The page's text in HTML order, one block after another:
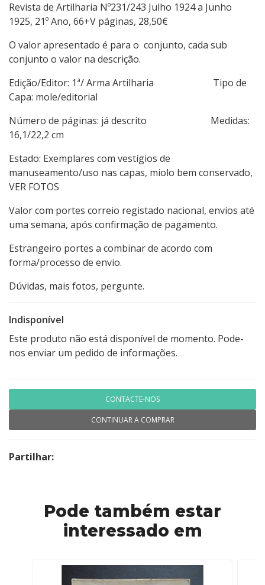
Revista de Artilharia Nº231/243 Julho 1924 a Junho
1925, 21º Ano, 66+V páginas, 28,50€
O valor apresentado é para o conjunto, cada sub
conjunto o valor na descrição.
Edição/Editor: 1ª/ Arma Artilharia Tipo de
Capa: mole/editorial
Número de páginas: já descrito Medidas:
16,1/22,2 cm
Estado: Exemplares com vestígios de
manuseamento/uso nas capas, miolo bem conservado,
VER FOTOS
Valor com portes correio registado nacional, envios até
uma semana, após confirmação de pagamento.
Estrangeiro portes a combinar de acordo com
forma/processo de envio.
Dúvidas, mais fotos, pergunte.
Indisponível
Este produto não está disponível de momento. Pode-
nos enviar um pedido de informações.
CONTACTE-NOS
CONTINUAR A COMPRAR
Partilhar:
Pode também estar
interessado em